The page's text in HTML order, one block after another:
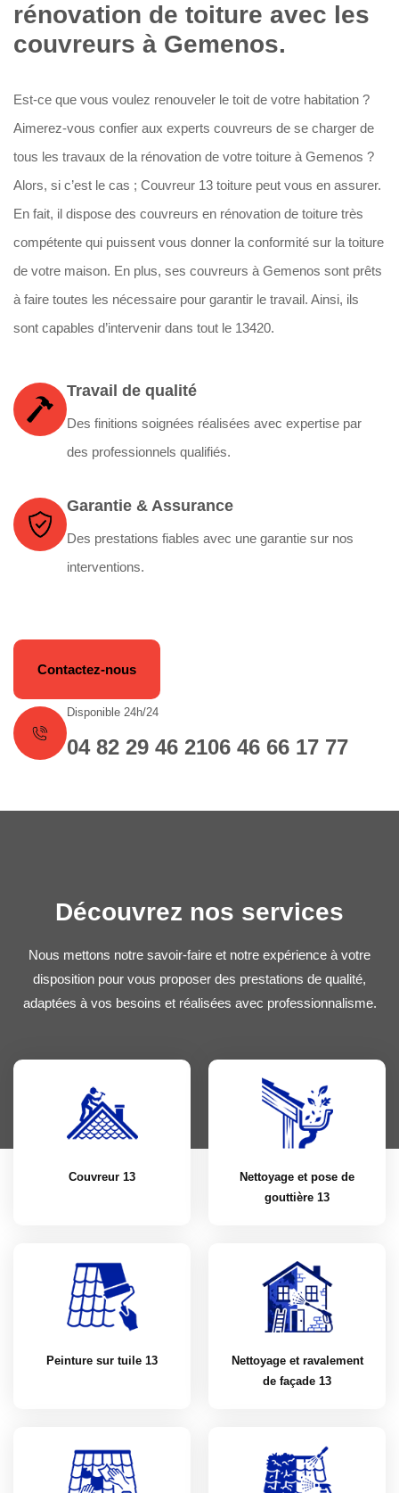
rénovation de toiture avec les
couvreurs à Gemenos.
Est-ce que vous voulez renouveler le toit de votre habitation ?
Aimerez-vous confier aux experts couvreurs de se charger de
tous les travaux de la rénovation de votre toiture à Gemenos ?
Alors, si c’est le cas ; Couvreur 13 toiture peut vous en assurer.
En fait, il dispose des couvreurs en rénovation de toiture très
compétente qui puissent vous donner la conformité sur la toiture
de votre maison. En plus, ses couvreurs à Gemenos sont prêts
à faire toutes les nécessaire pour garantir le travail. Ainsi, ils
sont capables d’intervenir dans tout le 13420.
Travail de qualité
Des finitions soignées réalisées avec expertise par
des professionnels qualifiés.
Garantie & Assurance
Des prestations fiables avec une garantie sur nos
interventions.
Contactez-nous
Disponible 24h/24
04 82 29 46 2106 46 66 17 77
Découvrez nos services
Nous mettons notre savoir-faire et notre expérience à votre
disposition pour vous proposer des prestations de qualité,
adaptées à vos besoins et réalisées avec professionnalisme.
Couvreur 13
Nettoyage et pose de
gouttière 13
Peinture sur tuile 13
Nettoyage et ravalement
de façade 13